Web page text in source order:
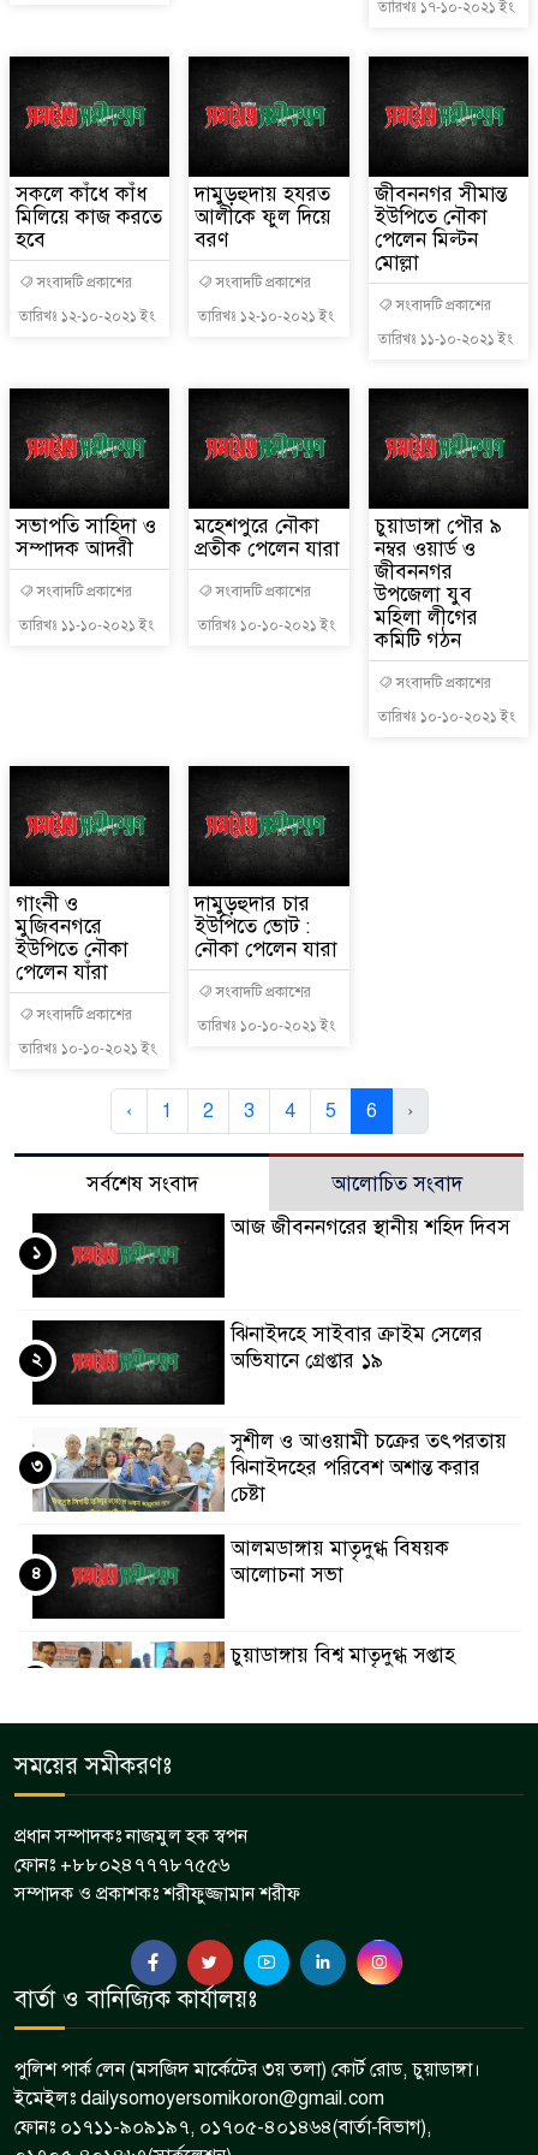
তারিখঃ ১৭-১০-২০২১ ইং
সকলে কাঁধে কাঁধ
মিলিয়ে কাজ করতে
হবে
সংবাদটি প্রকাশের
তারিখঃ ১২-১০-২০২১ ইং
দামুড়হুদায় হযরত
আলীকে ফুল দিয়ে
বরণ
সংবাদটি প্রকাশের
তারিখঃ ১২-১০-২০২১ ইং
জীবননগর সীমান্ত
ইউপিতে নৌকা
পেলেন মিল্টন
মোল্লা
সংবাদটি প্রকাশের
তারিখঃ ১১-১০-২০২১ ইং
সভাপতি সাহিদা ও
সম্পাদক আদরী
সংবাদটি প্রকাশের
তারিখঃ ১১-১০-২০২১ ইং
মহেশপুরে নৌকা
প্রতীক পেলেন যারা
সংবাদটি প্রকাশের
তারিখঃ ১০-১০-২০২১ ইং
চুয়াডাঙ্গা পৌর ৯
নম্বর ওয়ার্ড ও
জীবননগর
উপজেলা যুব
মহিলা লীগের
কমিটি গঠন
সংবাদটি প্রকাশের
তারিখঃ ১০-১০-২০২১ ইং
গাংনী ও
মুজিবনগরে
ইউপিতে নৌকা
পেলেন যাঁরা
সংবাদটি প্রকাশের
তারিখঃ ১০-১০-২০২১ ইং
দামুড়হুদার চার
ইউপিতে ভোট :
নৌকা পেলেন যারা
সংবাদটি প্রকাশের
তারিখঃ ১০-১০-২০২১ ইং
‹ 1 2 3 4 5 6 ›
সর্বশেষ সংবাদ
আলোচিত সংবাদ
আজ জীবননগরের স্থানীয় শহিদ দিবস
১
ঝিনাইদহে সাইবার ক্রাইম সেলের
অভিযানে গ্রেপ্তার ১৯
২
সুশীল ও আওয়ামী চক্রের তৎপরতায়
ঝিনাইদহের পরিবেশ অশান্ত করার
চেষ্টা
৩
আলমডাঙ্গায় মাতৃদুগ্ধ বিষয়ক
আলোচনা সভা
৪
চুয়াডাঙ্গায় বিশ্ব মাতৃদুগ্ধ সপ্তাহ
ইউনিয়নের মাসিক সভা অনুষ্ঠিত
হলেন মশিউর রহমান
৭
দামুড়হুদায় বিভিন্ন মামলার ৫ আসামি
গ্রেপ্তার
৮
সময়ের সমীকরণঃ
প্রধান সম্পাদকঃ নাজমুল হক স্বপন
ফোনঃ +৮৮০২৪৭৭৭৮৭৫৫৬
সম্পাদক ও প্রকাশকঃ শরীফুজ্জামান শরীফ
বার্তা ও বানিজ্যিক কার্যালয়ঃ
পুলিশ পার্ক লেন (মসজিদ মার্কেটের ৩য় তলা) কোর্ট রোড, চুয়াডাঙ্গা।
ইমেইলঃ dailysomoyersomikoron@gmail.com
ফোনঃ ০১৭১১-৯০৯১৯৭, ০১৭০৫-৪০১৪৬৪(বার্তা-বিভাগ),